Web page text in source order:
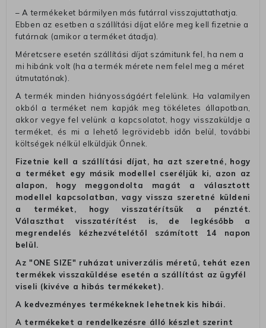
– A termékeket bármilyen más futárral visszajuttathatja.
Ebben az esetben a szállítási díjat előre meg kell fizetnie a
futárnak (amikor a terméket átadja).
Méretcsere esetén szállítási díjat számitunk fel, ha nem a
mi hibánk volt (ha a termék mérete nem felel meg a méret
útmutatónak).
A termék minden hiányosságáért felelünk. Ha valamilyen
okból a terméket nem kapják meg tökéletes állapotban,
akkor vegye fel velünk a kapcsolatot, hogy visszaküldje a
terméket, és mi a lehető legrövidebb időn belül, további
költségek nélkül elküldjük Önnek.
Fizetnie kell a szállítási díjat, ha azt szeretné, hogy
a terméket egy másik modellel cseréljük ki, azon az
alapon, hogy meggondolta magát a választott
modellel kapcsolatban, vagy vissza szeretné küldeni
a terméket, hogy visszatérítsük a pénztét.
Választhat visszatérítést is, de legkésőbb a
megrendelés kézhezvételétől számított 14 napon
belül.
Az "ONE SIZE" ruházat univerzális méretű, tehát ezen
termékek visszaküldése esetén a szállítást az ügyfél
viseli (kivéve a hibás termékeket).
A kedvezményes termékeknek lehetnek kis hibái.
A termékeket a rendelkezésre álló készlet szerint